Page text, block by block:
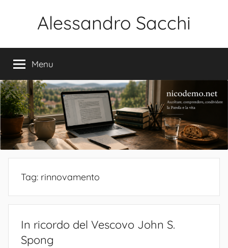
Alessandro Sacchi
Vita
Menu
Tag: rinnovamento
In ricordo del Vescovo John S.
Spong